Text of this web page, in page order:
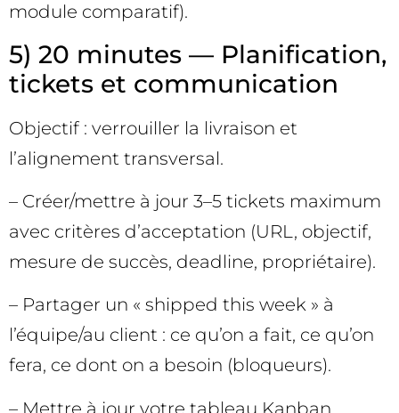
module comparatif).
5) 20 minutes — Planification,
tickets et communication
Objectif : verrouiller la livraison et
l’alignement transversal.
– Créer/mettre à jour 3–5 tickets maximum
avec critères d’acceptation (URL, objectif,
mesure de succès, deadline, propriétaire).
– Partager un « shipped this week » à
l’équipe/au client : ce qu’on a fait, ce qu’on
fera, ce dont on a besoin (bloqueurs).
– Mettre à jour votre tableau Kanban